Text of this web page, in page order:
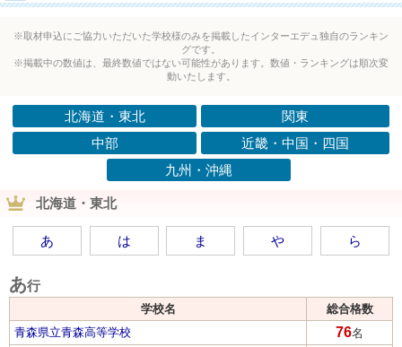
※取材申込にご協力いただいた学校様のみを掲載したインターエデュ独自のランキン
グです。
※掲載中の数値は、最終数値ではない可能性があります。数値・ランキングは順次変
動いたします。
北海道・東北
関東
中部
近畿・中国・四国
九州・沖縄
北海道・東北
あ は ま や ら
あ行
学校名
総合格数
青森県立青森高等学校
76名